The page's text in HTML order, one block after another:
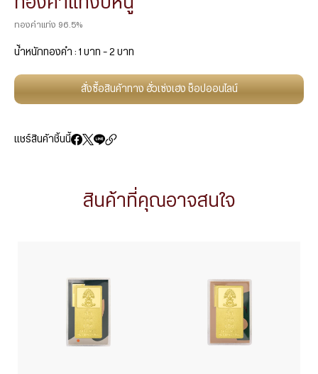
ทองคำแท่ง 96.5%
น้ำหนักทองคำ : 1 บาท – 2 บาท
สั่งซื้อสินค้าทาง ฮั่วเซ่งเฮง ช็อปออนไลน์
แชร์สินค้าชิ้นนี้
สินค้าที่คุณอาจสนใจ